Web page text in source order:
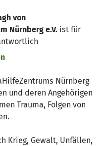
von
Nürnberg e.V. ist für
Nürnberg
und deren Angehörigen
Trauma, Folgen von
Krieg, Gewalt, Unfällen,